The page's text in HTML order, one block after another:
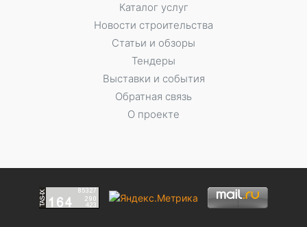
Каталог услуг
Новости строительства
Статьи и обзоры
Тендеры
Выставки и события
Обратная связь
О проекте